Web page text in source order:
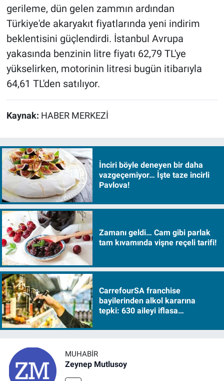
gerileme, dün gelen zammın ardından
Türkiye'de akaryakıt fiyatlarında yeni indirim
beklentisini güçlendirdi. İstanbul Avrupa
yakasında benzinin litre fiyatı 62,79 TL'ye
yükselirken, motorinin litresi bugün itibarıyla
64,61 TL'den satılıyor.
Kaynak: HABER MERKEZİ
İnciri böyle deneyen bir daha
vazgeçemiyor… İşte taze incirli
Pavlova!
Zamanı geldi… Cam gibi parlak
tam kıvamında vişne reçeli tarifi!
CarrefourSA franchise
bayilerinden alkol kararına
tepki: 630 aileyi iflasa
MUHABIR
Zeynep Mutlusoy